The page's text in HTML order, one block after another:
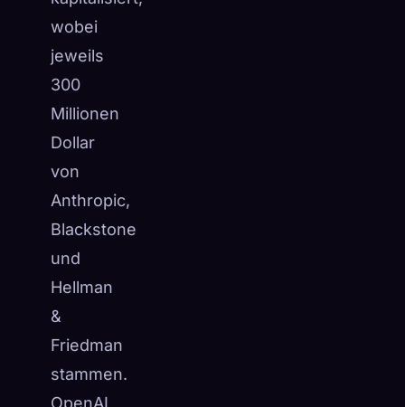
wobei
jeweils
300
Millionen
Dollar
von
Anthropic,
Blackstone
und
Hellman
&
Friedman
stammen.
OpenAI